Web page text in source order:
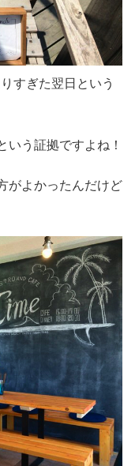
すぎた翌日という
いう証拠ですよね！
がよかったんだけど